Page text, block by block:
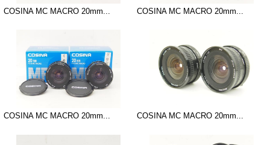
COSINA MC MACRO 20mm... COSINA MC MACRO 20mm...
COSINA MC MACRO 20mm... COSINA MC MACRO 20mm...